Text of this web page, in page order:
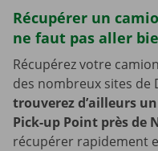
Récupérer un
ne faut pas aller
Récupérez votre
des nombreux sites de
trouverez d’ailleurs
Pick-up Point près de
récupérer rapidement